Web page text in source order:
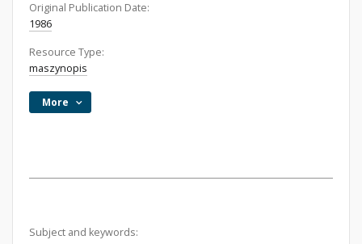
Original Publication Date:
1986
Resource Type:
maszynopis
More
Subject and keywords: